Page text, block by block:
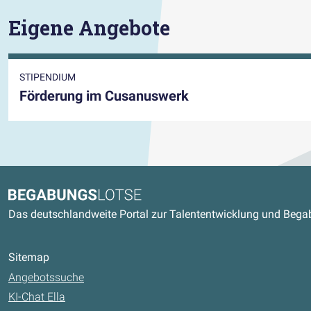
Eigene Angebote
STIPENDIUM
Förderung im Cusanuswerk
Kontaktdaten und weitere Links
Begabungslotse
Das deutschlandweite Portal zur Talententwicklung und
Sitemap
Angebotssuche
KI-Chat Ella